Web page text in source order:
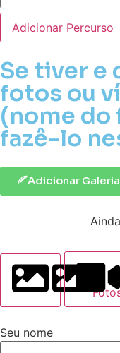
Adicionar Percurso
Se tiver e
fotos ou
(nome do
fazê-lo
Adicionar Galeria
Seu nome